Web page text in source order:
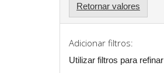
Retornar valores
Adicionar filtros:
Utilizar filtros para